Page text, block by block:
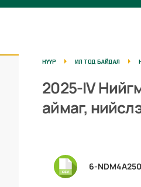
НҮҮР ИЛ ТОД БАЙДАЛ
2025-IV
аймаг,
6-